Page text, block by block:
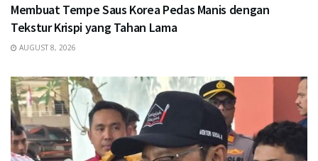
Membuat Tempe Saus Korea Pedas Manis dengan
Tekstur Krispi yang Tahan Lama
AUGUST 8, 2026